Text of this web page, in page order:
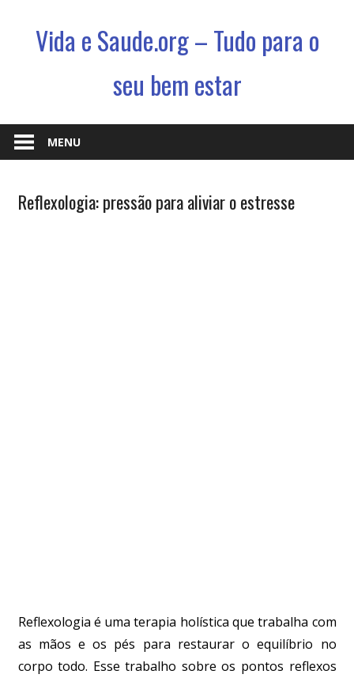
Vida e Saude.org – Tudo para o
seu bem estar
Saude
e
jeito
MENU
Reflexologia: pressão para aliviar o estresse
Reflexologia é uma terapia holística que trabalha com
as mãos e os pés para restaurar o equilíbrio no
corpo todo. Esse trabalho sobre os pontos reflexos